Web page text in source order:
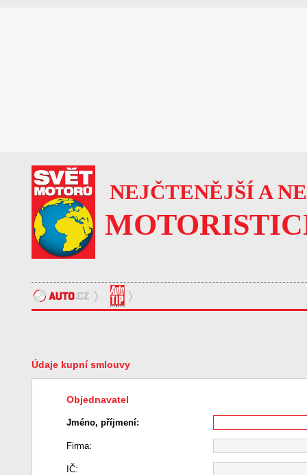
NEJČTENĚJŠÍ A
Údaje kupní smlouvy
Objednavatel
Jméno, příjmení:
Firma:
IČ: